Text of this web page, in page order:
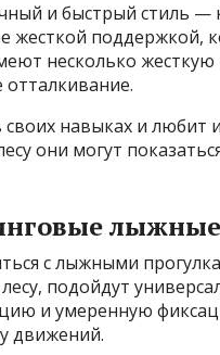
и быстрый стиль —
жесткой поддержкой,
несколько
навыках и любит
они могут
с лыжными
подойдут
и умеренную
движений.